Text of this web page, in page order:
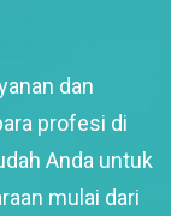
dan
profesi di
Anda untuk
mulai dari